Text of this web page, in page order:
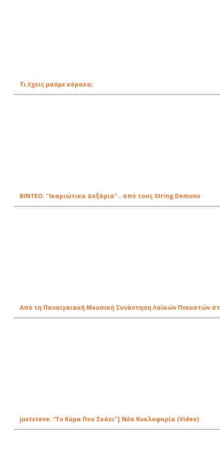
Τι έχεις μαύρε κόρακα;
BINTEΟ: "Ικαριώτικα Δοξάρια".. από τους String Demons
Από τη Παναιγαιακή Μουσική Συνάντηση Λαϊκών Πνευστών
juststeve: “Το Κύμα Που Σκάει”| Νέα Κυκλοφορία (Video)